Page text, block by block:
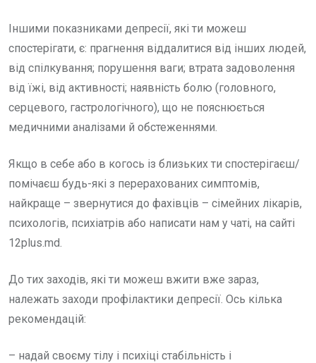
Іншими показниками депресії, які ти можеш
спостерігати, є: прагнення віддалитися від інших людей,
від спілкування; порушення ваги; втрата задоволення
від їжі, від активності; наявність болю (головного,
серцевого, гастрологічного), що не пояснюється
медичними аналізами й обстеженнями.
Якщо в себе або в когось із близьких ти спостерігаєш/
помічаєш будь-які з перерахованих симптомів,
найкраще – звернутися до фахівців – сімейних лікарів,
психологів, психіатрів або написати нам у чаті, на сайті
12plus.md.
До тих заходів, які ти можеш вжити вже зараз,
належать заходи профілактики депресії. Ось кілька
рекомендацій:
– надай своєму тілу і психіці стабільність і